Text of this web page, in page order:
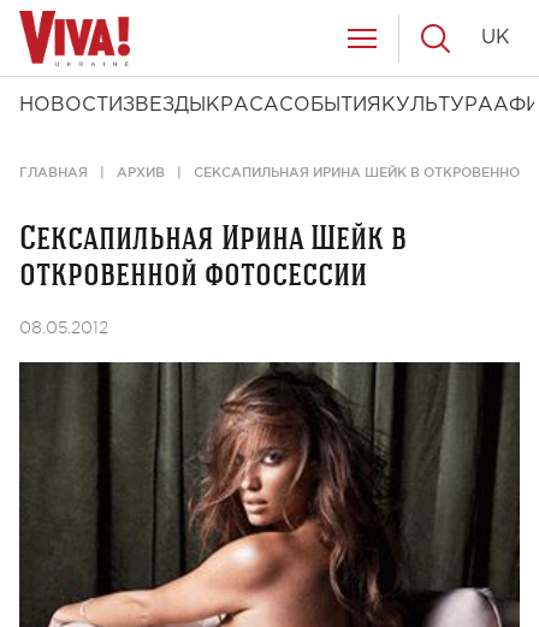
НОВОСТИ ЗВЕЗДЫ КРАСАСОБЫТИЯ КУЛЬТУРА
UK
ГЛАВНАЯ АРХИВ СЕКСАПИЛЬНАЯ ИРИНА ШЕЙК В ОТКРОВЕННОЙ
Сексапильная Ирина Шейк в
откровенной фотосессии
08.05.2012